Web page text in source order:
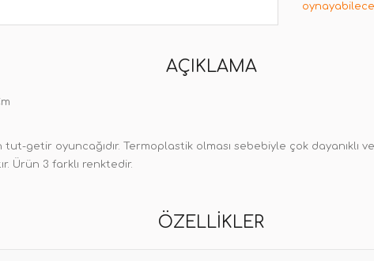
AÇIKLAMA
getir oyuncağıdır. Termoplastik olması sebebiyle çok dayanıklı
Ürün 3 farklı renktedir.
ÖZELLIKLER